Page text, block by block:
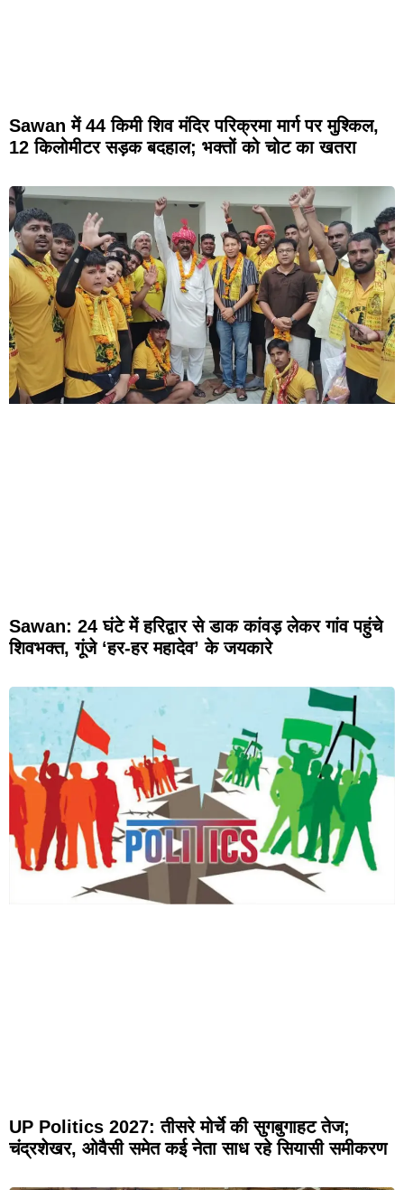
Sawan में 44 किमी शिव मंदिर परिक्रमा मार्ग पर मुश्किल,
12 किलोमीटर सड़क बदहाल; भक्तों को चोट का खतरा
Sawan: 24 घंटे में हरिद्वार से डाक कांवड़ लेकर गांव पहुंचे
शिवभक्त, गूंजे ‘हर-हर महादेव’ के जयकारे
UP Politics 2027: तीसरे मोर्चे की सुगबुगाहट तेज;
चंद्रशेखर, ओवैसी समेत कई नेता साध रहे सियासी समीकरण